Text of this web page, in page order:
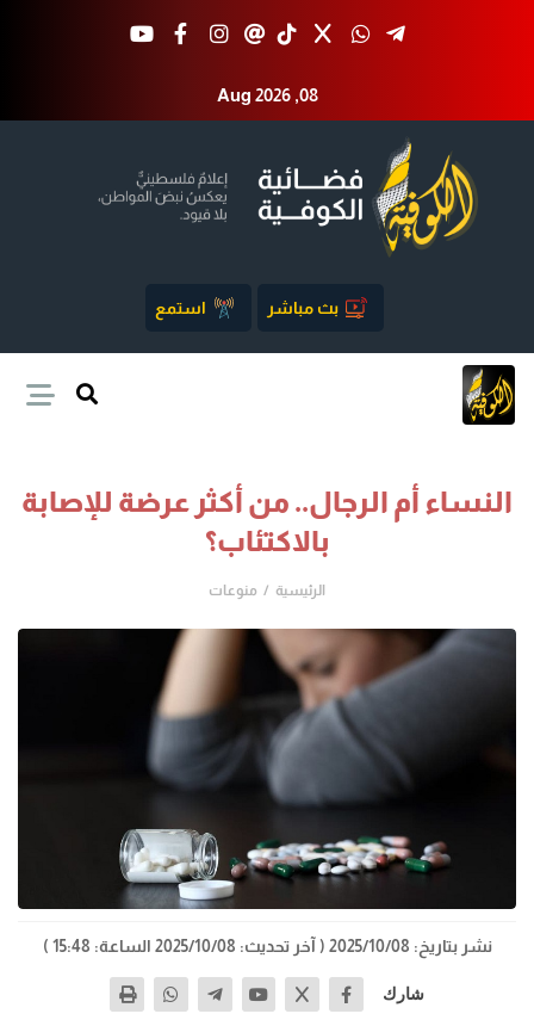
Aug 2026 ,08
بث مباشر استمع
النساء أم الرجال.. من أكثر عرضة للإصابة
بالاكتئاب؟
الرئيسية منوعات
نشر بتاريخ: 2025/10/08 ( آخر تحديث: 2025/10/08 الساعة: 15:48 )
شارك